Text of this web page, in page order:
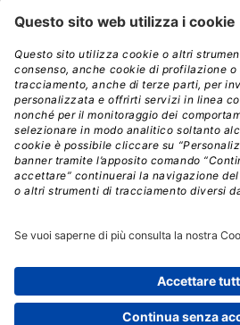
Instoremag
Esplora il
Edra Edizioni
Edizioni
LSWR Group
Mixer è un prodotto del network Edra
redazione, pubblicità | © Copyright 2026 – Tutti i
14392510963